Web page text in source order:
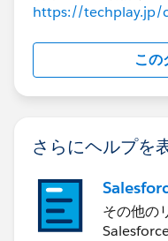
https://techplay.jp/
この
さらにヘルプを
その他の